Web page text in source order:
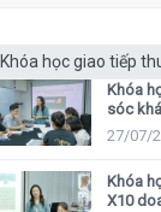
Khóa học giao tiếp
Khóa
sóc
27/07/
Khóa
X10